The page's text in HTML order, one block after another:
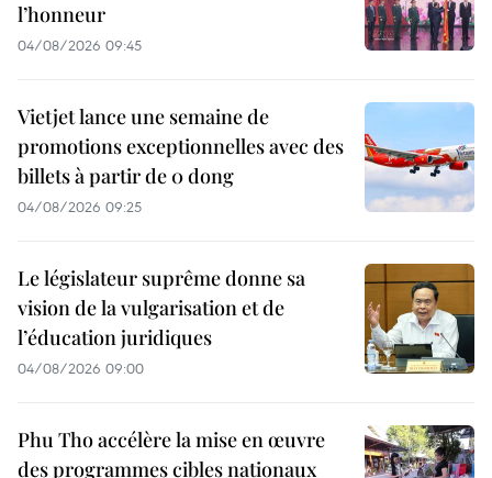
l’honneur
04/08/2026 09:45
Vietjet lance une semaine de
promotions exceptionnelles avec des
billets à partir de 0 dong
04/08/2026 09:25
Le législateur suprême donne sa
vision de la vulgarisation et de
l’éducation juridiques
04/08/2026 09:00
Phu Tho accélère la mise en œuvre
des programmes cibles nationaux